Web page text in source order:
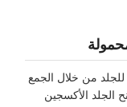
من خلال الجمع
الجلد الأكسجين